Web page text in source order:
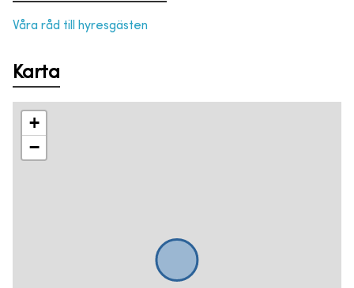
Våra råd till hyresgästen
Karta
+
−